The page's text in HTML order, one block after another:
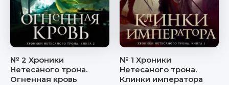
№ 2 Хроники
Нетесаного трона.
Огненная кровь
№ 1 Хроники
Нетесаного трона.
Клинки императора